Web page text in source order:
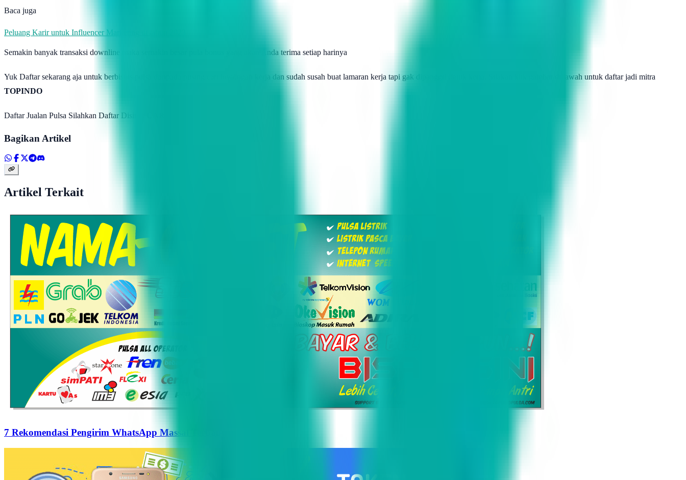
Baca juga
Peluang Karir untuk Influencer Marketing di tahun 2023
Semakin banyak transaksi downline maka semakin besar pula bonus yang akan Anda terima setiap harinya
Yuk Daftar sekarang aja untuk berbisnis pulsa daripada pusing cari lowongan kerja dan sudah susah buat lamaran kerja tapi gak dipanggil untuk kerja. Silakan klik gambar dibawah untuk daftar jadi mitra
TOPINDO
Daftar Jualan Pulsa Silahkan Daftar Disini :
Bagikan Artikel
Artikel Terkait
7 Rekomendasi Pengirim WhatsApp Massal Terbaik di Indonesia